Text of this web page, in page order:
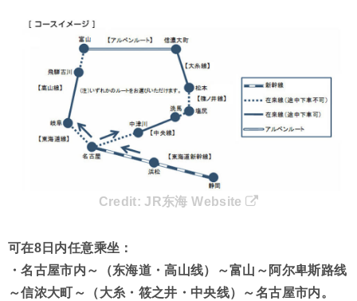
Credit:JR东海 Website
可在8日内任意乘坐：
・名古屋市内～（东海道・高山线）～富山～阿尔卑斯路线
～信浓大町～（大糸・筱之井・中央线）～名古屋市内。